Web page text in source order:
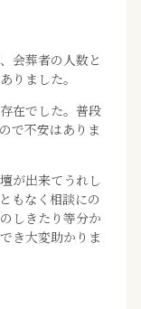
会葬者の人数と
りました。
在でした。普段
で不安はありま
が出来てうれし
もなく相談にの
しきたり等分か
き大変助かりま